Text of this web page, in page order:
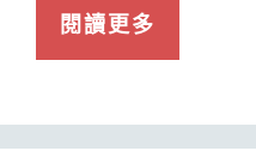
閱讀更多